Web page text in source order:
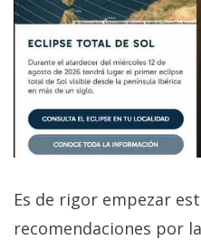
Es de rigor empezar
recomendaciones por